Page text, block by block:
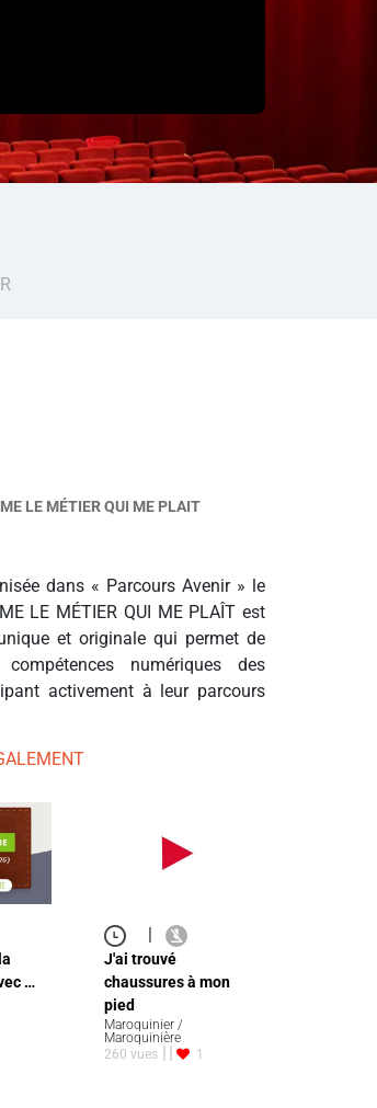
LE MÉTIER QUI ME PLAIT
dans « Parcours Avenir » le
LE MÉTIER QUI ME PLAÎT est
et originale qui permet de
numériques des
activement à leur parcours
…
J'ai trouvé
chaussures à mon
pied
Maroquinier /
Maroquinière
260 vues
1